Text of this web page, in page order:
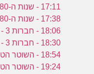
17:11 - שנות ה-80 עונה 5 - 2. טירונות
17:38 - שנות ה-80 עונה 5 - 3. משפחה מיוחדת
18:06 - חברות 3 - 4. מישהו לרוץ אחריו
18:30 - חברות 3 - 5. חקירת רצח
18:54 - השוטר הטוב - פרק 4
19:24 - השוטר הטוב - פרק 5